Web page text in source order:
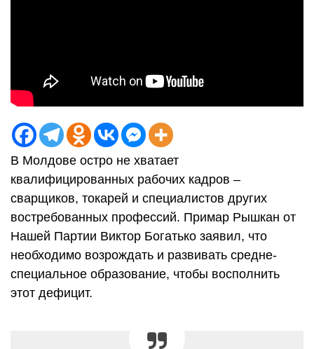
В Молдове остро не хватает
квалифицированных рабочих кадров –
сварщиков, токарей и специалистов других
востребованных профессий. Примар Рышкан от
Нашей Партии Виктор Богатько заявил, что
необходимо возрождать и развивать средне-
специальное образование, чтобы восполнить
этот дефицит.